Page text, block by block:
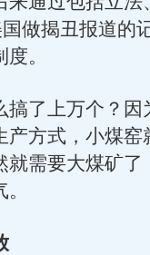
做揭丑报道的
。
了上万个？因
方式，小煤窑
需要大煤矿了